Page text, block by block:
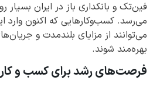
فین‌تک و بانکداری باز در ایران
می‌رسد. کسب‌وکارهایی که اکنون وارد
می‌توانند از مزایای بلندمدت و
بهره‌مند شوند.
فرصت‌های رشد برای کسب و کار